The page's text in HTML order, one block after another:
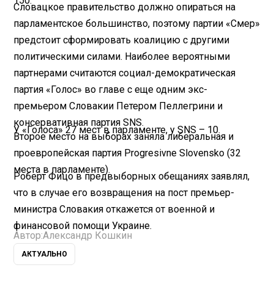
Словацкое правительство должно опираться на
парламентское большинство, поэтому партии «Смер»
предстоит сформировать коалицию с другими
политическими силами. Наиболее вероятными
партнерами считаются социал-демократическая
партия «Голос» во главе с еще одним экс-
премьером Словакии Петером Пеллегрини и
консервативная партия SNS.
У «Голоса» 27 мест в парламенте, у SNS – 10.
Второе место на выборах заняла либеральная и
проевропейская партия Progresivne Slovensko (32
места в парламенте).
Роберт Фицо в предвыборных обещаниях заявлял,
что в случае его возвращения на пост премьер-
министра Словакия откажется от военной и
финансовой помощи Украине.
Автор:Александр Кошкин
АКТУАЛЬНО